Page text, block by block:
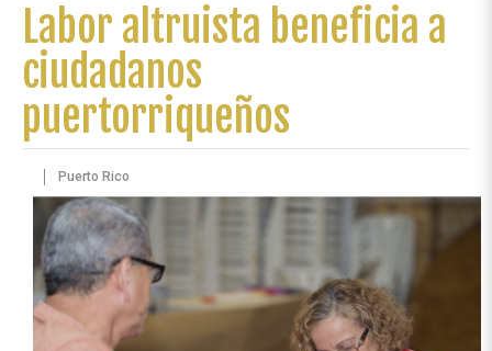
Labor altruista beneficia a
ciudadanos
puertorriqueños
Puerto Rico